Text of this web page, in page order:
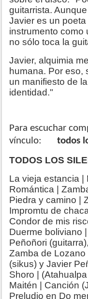
guitarrista.
Javier es un
instrumento
no sólo toca la
Javier, alquimia
humana. Por eso,
un manifiesto de
identidad."
Para escuchar
vínculo:
todos
TODOS LOS
La vieja estancia |
Romántica |
Piedra y camino |
Impromtu de
Condor de mis
Duerme boliviano
Peñoñori
Zamba de
(sikus) y Javier
Shoro |
Maitén | Canción
Preludio en Do